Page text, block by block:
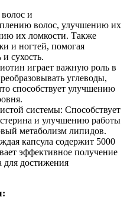
и
волос, улучшению их
их ломкости. Также
и ногтей, помогая
сухость.
играет важную роль в
углеводы,
способствует улучшению
системы: Способствует
и улучшению работы
метаболизм липидов.
капсула содержит 5000
эффективное получение
для достижения